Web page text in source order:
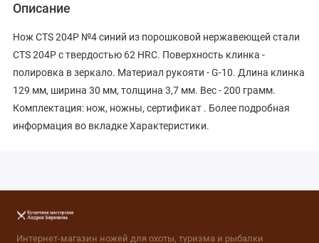
Описание
Нож CTS 204P №4 синий из порошковой нержавеющей стали
CTS 204P с твердостью 62 HRC. Поверхность клинка -
полировка в зеркало. Материал рукояти - G-10. Длина клинка
129 мм, ширина 30 мм, толщина 3,7 мм. Вес - 200 грамм.
Комплектация: нож, ножны, сертификат . Более подробная
информация во вкладке Характеристики.
Интернет-магазин ножей для охоты, туризма и рыбалки